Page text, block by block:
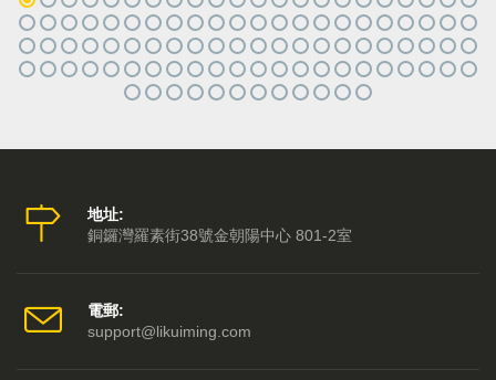
地址:
銅鑼灣羅素街38號金朝陽中心 801-2室
電郵:
support@likuiming.com